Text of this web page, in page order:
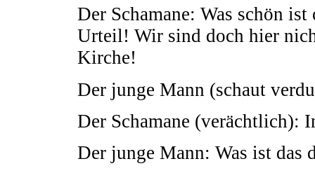
Der Schamane: Was schön
Urteil! Wir sind doch hier
Kirche!
Der junge Mann (schaut
Der Schamane (verächtlich):
Der junge Mann: Was ist das